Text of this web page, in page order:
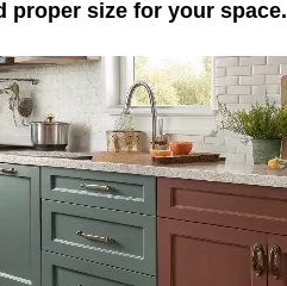
proper size for your space.